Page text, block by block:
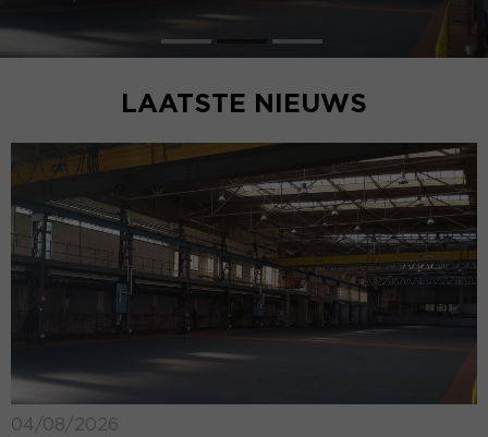
LAATSTE NIEUWS
04/08/2026